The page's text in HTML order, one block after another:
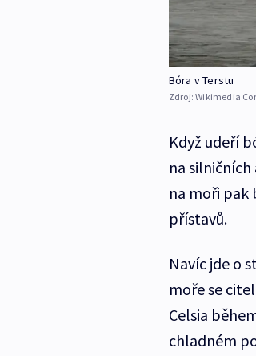
Bóra v Terstu
Zdroj:Wikimedia
Když udeří
na
na moři pak
přístavů.
Navíc jde o
moře se
Celsia
chladném